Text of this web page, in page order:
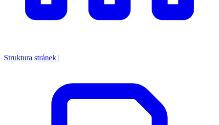
Struktura stránek |